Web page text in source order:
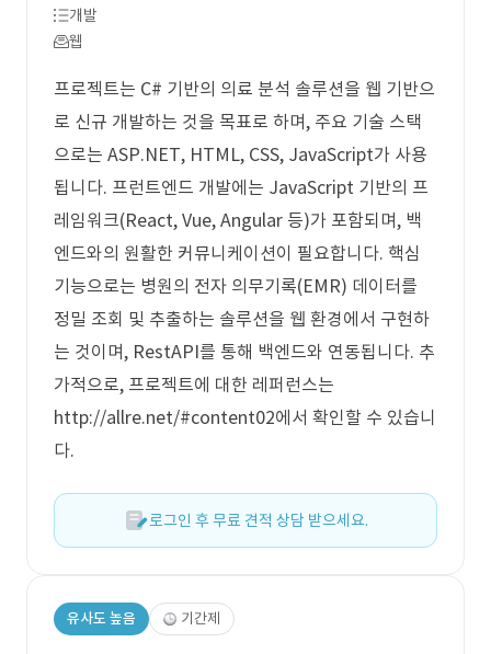
개발
웹
프로젝트는 C# 기반의 의료 분석 솔루션을 웹 기반으
로 신규 개발하는 것을 목표로 하며, 주요 기술 스택
으로는 ASP.NET, HTML, CSS, JavaScript가 사용
됩니다. 프런트엔드 개발에는 JavaScript 기반의 프
레임워크(React, Vue, Angular 등)가 포함되며, 백
엔드와의 원활한 커뮤니케이션이 필요합니다. 핵심
기능으로는 병원의 전자 의무기록(EMR) 데이터를
정밀 조회 및 추출하는 솔루션을 웹 환경에서 구현하
는 것이며, RestAPI를 통해 백엔드와 연동됩니다. 추
가적으로, 프로젝트에 대한 레퍼런스는
http://allre.net/#content02에서 확인할 수 있습니
다.
로그인 후 무료 견적 상담 받으세요.
유사도 높음 기간제